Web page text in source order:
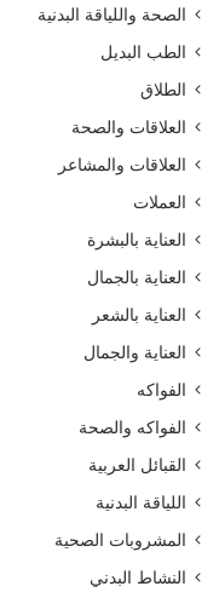
الصحة واللياقة البدنية
الطب البديل
الطلاق
العلاقات والصحة
العلاقات والمشاعر
العملات
العناية بالبشرة
العناية بالجمال
العناية بالشعر
العناية والجمال
الفواكه
الفواكه والصحة
القبائل العربية
اللياقة البدنية
المشروبات الصحية
النشاط البدني